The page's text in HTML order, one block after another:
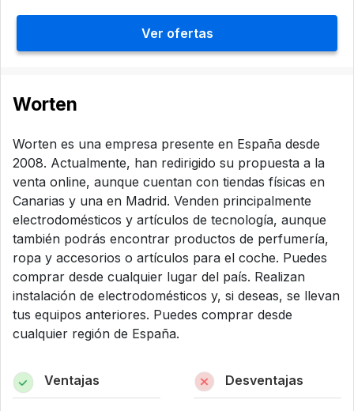
Ver ofertas
Worten
Worten es una empresa presente en España desde
2008. Actualmente, han redirigido su propuesta a la
venta online, aunque cuentan con tiendas físicas en
Canarias y una en Madrid. Venden principalmente
electrodomésticos y artículos de tecnología, aunque
también podrás encontrar productos de perfumería,
ropa y accesorios o artículos para el coche. Puedes
comprar desde cualquier lugar del país. Realizan
instalación de electrodomésticos y, si deseas, se llevan
tus equipos anteriores. Puedes comprar desde
cualquier región de España.
Ventajas Desventajas